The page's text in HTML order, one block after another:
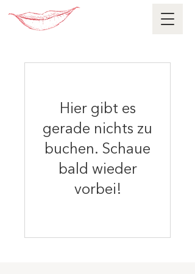
Hier gibt es
gerade nichts zu
buchen. Schaue
bald wieder
vorbei!